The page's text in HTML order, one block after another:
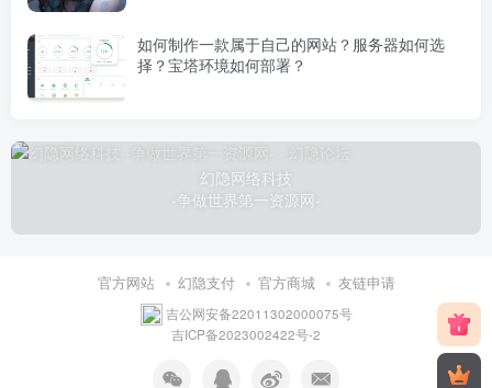
如何制作一款属于自己的网站？服务器如何选
择？宝塔环境如何部署？
幻隐网络科技
-争做世界第一资源网-
官方网站 幻隐支付 官方商城 友链申请
吉公网安备22011302000075号
吉ICP备2023002422号-2